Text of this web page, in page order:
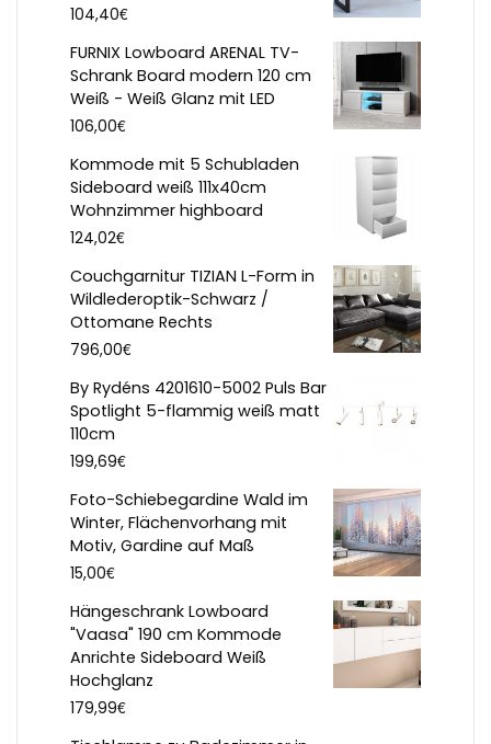
104,40€
FURNIX Lowboard ARENAL TV-
Schrank Board modern 120 cm
Weiß - Weiß Glanz mit LED
106,00€
Kommode mit 5 Schubladen
Sideboard weiß 111x40cm
Wohnzimmer highboard
124,02€
Couchgarnitur TIZIAN L-Form in
Wildlederoptik-Schwarz /
Ottomane Rechts
796,00€
By Rydéns 4201610-5002 Puls Bar
Spotlight 5-flammig weiß matt
110cm
199,69€
Foto-Schiebegardine Wald im
Winter, Flächenvorhang mit
Motiv, Gardine auf Maß
15,00€
Hängeschrank Lowboard
"Vaasa" 190 cm Kommode
Anrichte Sideboard Weiß
Hochglanz
179,99€